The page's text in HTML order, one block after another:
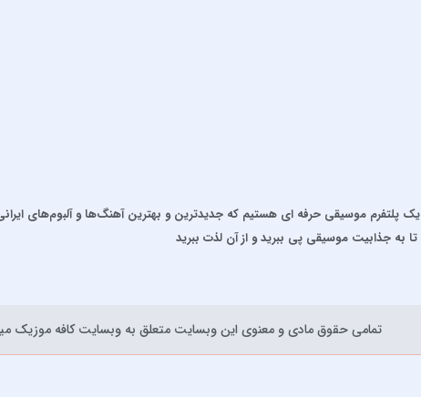
پلتفرم موسیقی حرفه ای هستیم که جدیدترین و بهترین آهنگ‌ها و آلبوم‌های
تا به جذابیت موسیقی پی ببرید و از آن لذت ببرید
تمامی حقوق مادی و معنوی اين وبسايت متعلق به وبسایت کافه موزیک